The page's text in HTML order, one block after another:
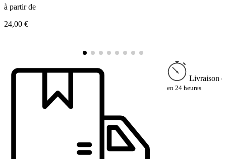
à partir de
24,00 €
Livraison
en 24 heures